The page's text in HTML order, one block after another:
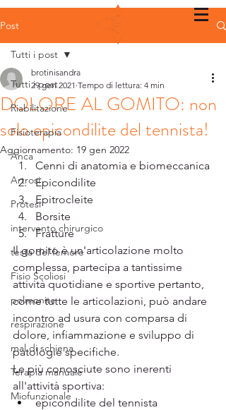
Post
Tutti i post
Riabilitazione
Fisioterapia
Anca
Artrosi
Protesi
intervento chirurgico
testa del femore
Fisio Scoliosi
polmonite
respirazione
mal di schiena
Terapia manuale
Miofunzionale
Tutti i post
DOLORE AL GOMITO: non
solo epicondilite del tennista!
brotinisandra
29 gen 2021 Tempo di lettura: 4 min
Aggiornamento: 19 gen 2022
Cenni di anatomia e biomeccanica
Epicondilite
Epitrocleite
Borsite
Fratture
Il gomito è un'articolazione molto
complessa, partecipa a tantissime
attività quotidiane e sportive pertanto,
come tutte le articolazioni, può andare
incontro ad usura con comparsa di
dolore, infiammazione e sviluppo di
patologie specifiche.
Le più conosciute sono inerenti
all'attività sportiva:
epicondilite del tennista